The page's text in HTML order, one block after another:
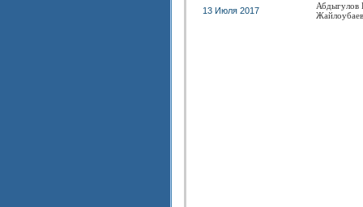
13 Июля 2017
Абдыгулов